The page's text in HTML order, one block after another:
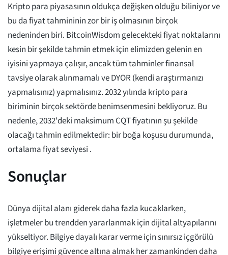
Kripto para piyasasının oldukça değişken olduğu biliniyor ve
bu da fiyat tahmininin zor bir iş olmasının birçok
nedeninden biri. BitcoinWisdom gelecekteki fiyat noktalarını
kesin bir şekilde tahmin etmek için elimizden gelenin en
iyisini yapmaya çalışır, ancak tüm tahminler finansal
tavsiye olarak alınmamalı ve DYOR (kendi araştırmanızı
yapmalısınız) yapmalısınız. 2032 yılında kripto para
biriminin birçok sektörde benimsenmesini bekliyoruz. Bu
nedenle, 2032'deki maksimum CQT fiyatının şu şekilde
olacağı tahmin edilmektedir: bir boğa koşusu durumunda,
ortalama fiyat seviyesi .
Sonuçlar
Dünya dijital alanı giderek daha fazla kucaklarken,
işletmeler bu trendden yararlanmak için dijital altyapılarını
yükseltiyor. Bilgiye dayalı karar verme için sınırsız içgörülü
bilgiye erişimi güvence altına almak her zamankinden daha